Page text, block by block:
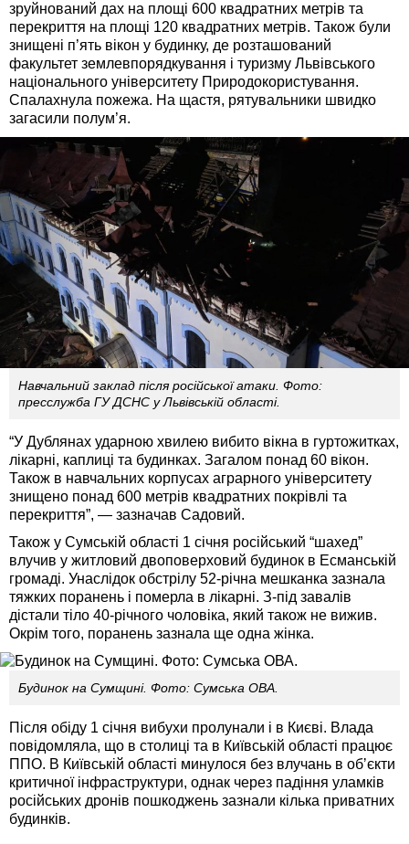
зруйнований дах на площі 600 квадратних метрів та
перекриття на площі 120 квадратних метрів. Також були
знищені п’ять вікон у будинку, де розташований
факультет землевпорядкування і туризму Львівського
національного університету Природокористування.
Спалахнула пожежа. На щастя, рятувальники швидко
загасили полум’я.
Навчальний заклад після російської атаки. Фото:
пресслужба ГУ ДСНС у Львівській області.
“У Дублянах ударною хвилею вибито вікна в гуртожитках,
лікарні, каплиці та будинках. Загалом понад 60 вікон.
Також в навчальних корпусах аграрного університету
знищено понад 600 метрів квадратних покрівлі та
перекриття”, — зазначав Садовий.
Також у Сумській області 1 січня російський “шахед”
влучив у житловий двоповерховий будинок в Есманській
громаді. Унаслідок обстрілу 52-річна мешканка зазнала
тяжких поранень і померла в лікарні. З-під завалів
дістали тіло 40-річного чоловіка, який також не вижив.
Окрім того, поранень зазнала ще одна жінка.
Будинок на Сумщині. Фото: Сумська ОВА.
Після обіду 1 січня вибухи пролунали і в Києві. Влада
повідомляла, що в столиці та в Київській області працює
ППО. В Київській області минулося без влучань в обʼєкти
критичної інфраструктури, однак через падіння уламків
російських дронів пошкоджень зазнали кілька приватних
будинків.